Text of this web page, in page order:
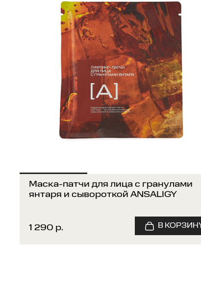
Маска-патчи для лица с гранулами
янтаря и сывороткой ANSALIGY
1 290 р.